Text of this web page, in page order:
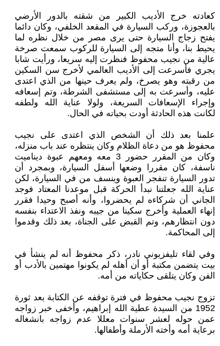
كعادته خرج الأديب الكبير من شقته بالدور الأرضي
بالعجوزة، وركب السيارة في المقعد الخلفي، وكان دائما
يفتح زجاج السيارة حتى يرى مصر من خلال نظره لما
يحيط بنا، وأنا متجه إلى السيارة للركوب سمعت صرخة
عالية من نجيب محفوظ فنظرت إليه سريعا، ورأيت شابا
يجري فأسرعت إلى الأديب العالمي لأخرج سن السكين
من رقبته وهو يصرخ، ولم يعرف حينها من الذي اعتدى
عليه، وأسرعت به إلى مستشفى الشرطة، وتم إسعافه
وإجراء الإسعافات السريعة، ولولا عناية الله ولطفه
لكانت هذه الحادثة أودت بحياته في الحال.
علمنا بعد ذلك أن الشخص الذي اعتدى على نجيب
محفوظ هو من دعاة الظلام وكان ينتظره عند باب منزله،
وكان من المقرر حضور 3 معه ومعهم عبوة ديناميت
ناسفة، كان مقررا وضعها أسفل السيارة، وبمجرد أن
تدور السيارة تنفجر العبوة وينسف من في السيارة، لكن
عناية الله جعلتنا نبدأ الحركة قبل موعدنا المعتاد فوجد
الجاني أن شركاءه لم يحضروا، وأنه أصبح وحيدا فقرر
إنهاء العملية وأخرج سكينا من جيبه ونفذ الاعتداء بنفسه
دون انتظارهم، وتم القبض على الجناة، بعد ذلك وقدموا
إلى المحاكمة.
وفي لقاء تليفزيوني نادر، ذكر محفوظ أنه لم ينشأ في
بيت يتضمن مكتبة أو أن أهله لم يكونوا مهتمين بالأدب أو
الفن وكان يتلقى حكاياته من أمه.
تزوج نجيب محفوظ في فترة توقفه عن الكتابة بعد ثورة
1952 من السيدة عطية الله إبراهيم، وأخفى خبر زواجه
عمن حوله لعشر سنوات معللا عدم زواجه بانشغاله
برعاية أمه وأخته الأرملة وأطفالها.